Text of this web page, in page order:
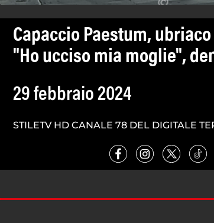
Capaccio Paestum, ubriaco
"Ho ucciso mia moglie",
29 febbraio 2024
STILETV HD CANALE 78 DEL DIGITALE